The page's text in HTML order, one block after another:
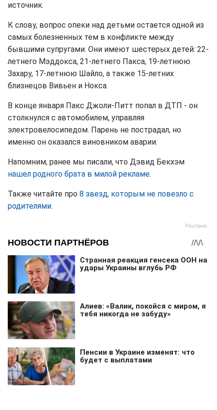
источник.
К слову, вопрос опеки над детьми остается одной из
самых болезненных тем в конфликте между
бывшими супругами. Они имеют шестерых детей: 22-
летнего Мэддокса, 21-летнего Пакса, 19-летнюю
Захару, 17-летнюю Шайло, а также 15-летних
близнецов Вивьен и Нокса.
В конце января Пакс Джоли-Питт попал в ДТП - он
столкнулся с автомобилем, управляя
электровелосипедом. Парень не пострадал, но
именно он оказался виновником аварии.
Напомним, ранее мы писали, что Дэвид Бекхэм
нашел родного брата в милой рекламе.
Также читайте про 8 звезд, которым не повезло с
родителями.